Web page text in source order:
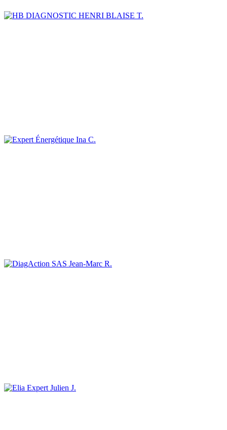
HENRI BLAISE T.
Ina C.
Jean-Marc R.
Julien J.